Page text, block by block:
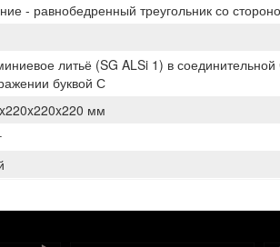
- равнобедренный треугольник со
литьё (SG ALSi 1) в соединительной
буквой С
мм